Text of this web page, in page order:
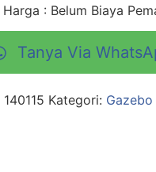
Harga : Belum Biaya
Tanya Via
140115 Kategori: Gazebo